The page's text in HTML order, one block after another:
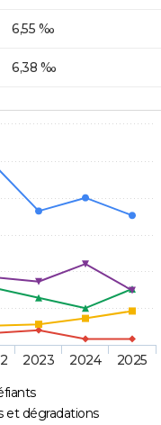
6,55 ‰
6,38 ‰
et dégradations
2023 2024 2025